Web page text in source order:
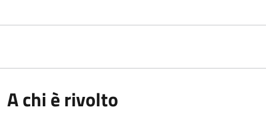
A chi è rivolto